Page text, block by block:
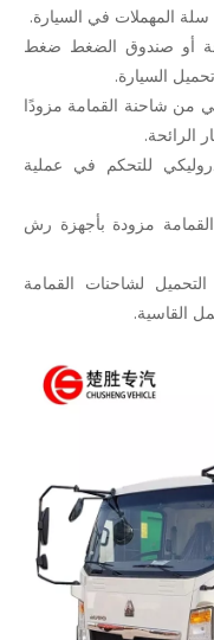
سلة المهملات في السيارة.
أو صندوق الضغط ضغط
السيارة.
من شاحنة القمامة مزودًا
الرائحة.
للتحكم في عملية
مزودة بأجهزة رش
لشاحنات القمامة
القاسية.